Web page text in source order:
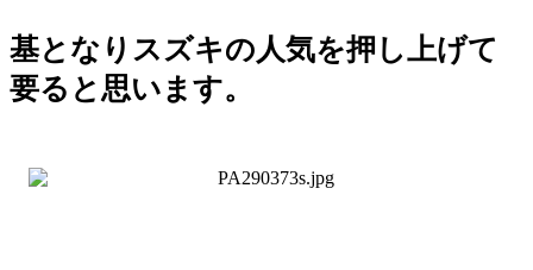
基となりスズキの人気を押し上げて
要ると思います。